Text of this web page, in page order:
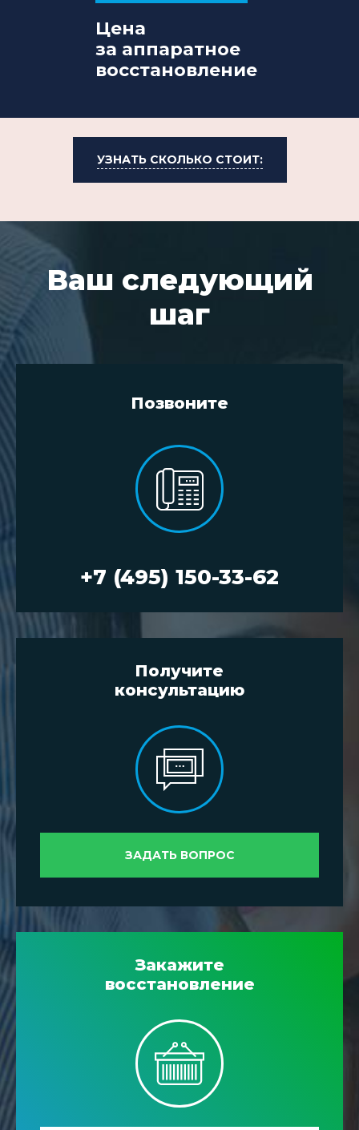
Цена
за аппаратное
восстановление
УЗНАТЬ СКОЛЬКО СТОИТ:
Ваш следующий
шаг
Позвоните
+7 (495) 150-33-62
Получите
консультацию
ЗАДАТЬ ВОПРОС
Закажите
восстановление